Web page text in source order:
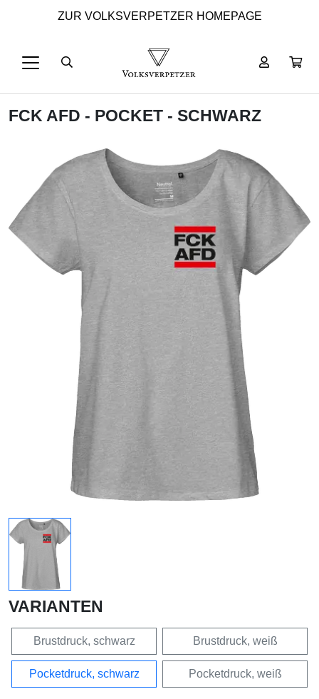
ZUR VOLKSVERPETZER HOMEPAGE
FCK AFD - POCKET - SCHWARZ
VARIANTEN
Brustdruck, schwarz Brustdruck, weiß
Pocketdruck, schwarz Pocketdruck, weiß